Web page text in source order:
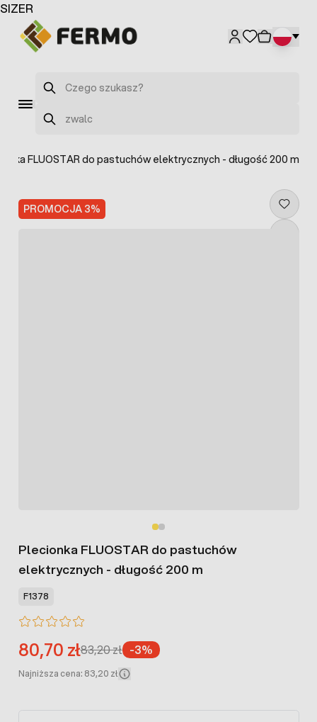
Przejdź do treści
Szukaj
Szukaj
FLUOSTAR do pastuchów elektrycznych - długość 200 m
PROMOCJA 3%
Plecionka FLUOSTAR do pastuchów
elektrycznych - długość 200 m
F1378
80,70 zł83,20 zł -3%
Najniższa cena: 83,20 zł
SIZER